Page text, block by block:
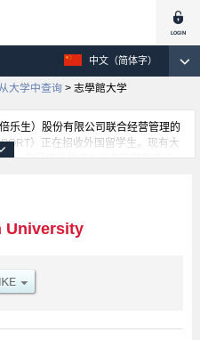
中文（简体字）
大学中查询 > 志學館大学
乐生）股份有限公司联合经营管理的
）正在招收外国留学生。现有大
、专门学校的招生信息正登载于此
、联系方式等外国留学生必要的信息
University